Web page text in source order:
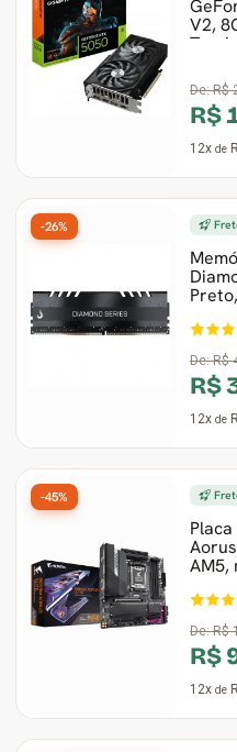
V2,
De:R$
R$
12x de
De:R$
R$
12x de
-26%
AM5,
De:R$
R$
12x de
-45%